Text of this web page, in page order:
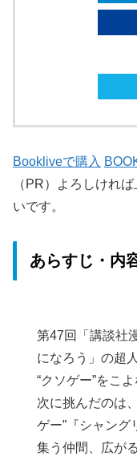
Bookliveで購入
（PR）よろしけれ
いです。
あらすじ・内
第47回「講談社
になろう」の超
“クソゲー”をこ
次に挑んだのは
ゲー”『シャング
集う仲間、広が